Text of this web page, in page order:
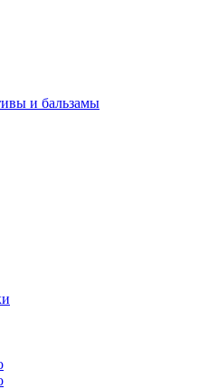
и бальзамы